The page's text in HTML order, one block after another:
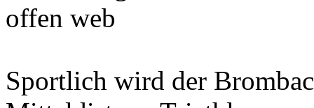
Sportlich wird der